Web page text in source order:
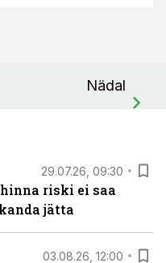
Nädal
29.07.26, 09:30
riski ei saa
jätta
03.08.26, 12:00